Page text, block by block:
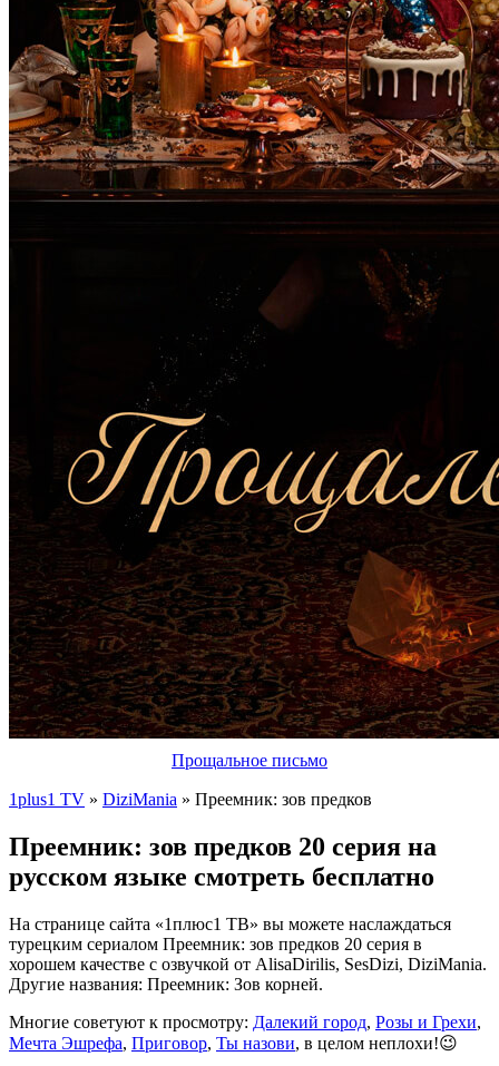
Прощальное письмо
1plus1 TV » DiziMania » Преемник: зов предков
Преемник: зов предков 20 серия на
русском языке смотреть бесплатно
На странице сайта «1плюс1 ТВ» вы можете наслаждаться
турецким сериалом Преемник: зов предков 20 серия в
хорошем качестве с озвучкой от AlisaDirilis, SesDizi, DiziMania.
Другие названия: Преемник: Зов корней.
Многие советуют к просмотру: Далекий город, Розы и Грехи,
Мечта Эшрефа, Приговор, Ты назови, в целом неплохи!😉